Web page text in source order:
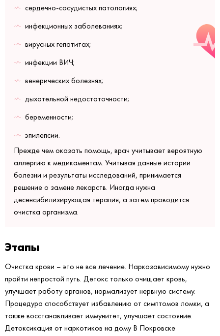
сердечно-сосудистых патологиях;
инфекционных заболеваниях;
вирусных гепатитах;
инфекции ВИЧ;
венерических болезнях;
дыхательной недостаточности;
беременности;
эпилепсии.
Прежде чем оказать помощь, врач учитывает вероятную
аллергию к медикаментам. Учитывая данные истории
болезни и результаты исследований, принимается
решение о замене лекарств. Иногда нужна
десенсибилизирующая терапия, а затем проводится
очистка организма.
Этапы
Очистка крови – это не все лечение. Наркозависимому нужно
пройти непростой путь. Детокс только очищает кровь,
улучшает работу органов, нормализует нервную систему.
Процедура способствует избавлению от симптомов ломки, а
также восстанавливает иммунитет, улучшает состояние.
Детоксикация от наркотиков на дому В Покровске